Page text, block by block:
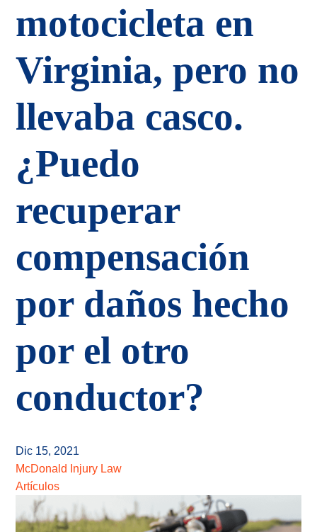
motocicleta en
Virginia, pero no
llevaba casco.
¿Puedo
recuperar
compensación
por daños hecho
por el otro
conductor?
Dic 15, 2021
McDonald Injury Law
Artículos